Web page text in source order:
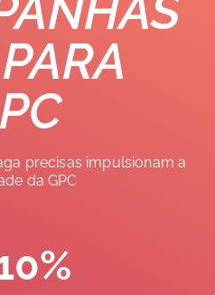
precisas impulsionam a
da GPC